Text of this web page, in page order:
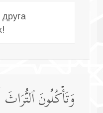
وَتَأۡكُلُونَ